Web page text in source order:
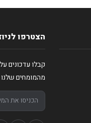
הצטרפו
קבלו עדכונים
מהמומחים שלנו